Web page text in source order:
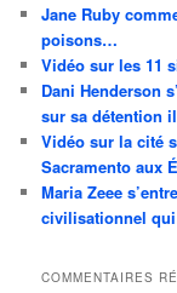
Jane Ruby
poisons…
Vidéo sur les 11
Dani Henderson
sur sa détention
Vidéo sur la cité
Sacramento aux
Maria Zeee
civilisationnel
COMMENTAIRES